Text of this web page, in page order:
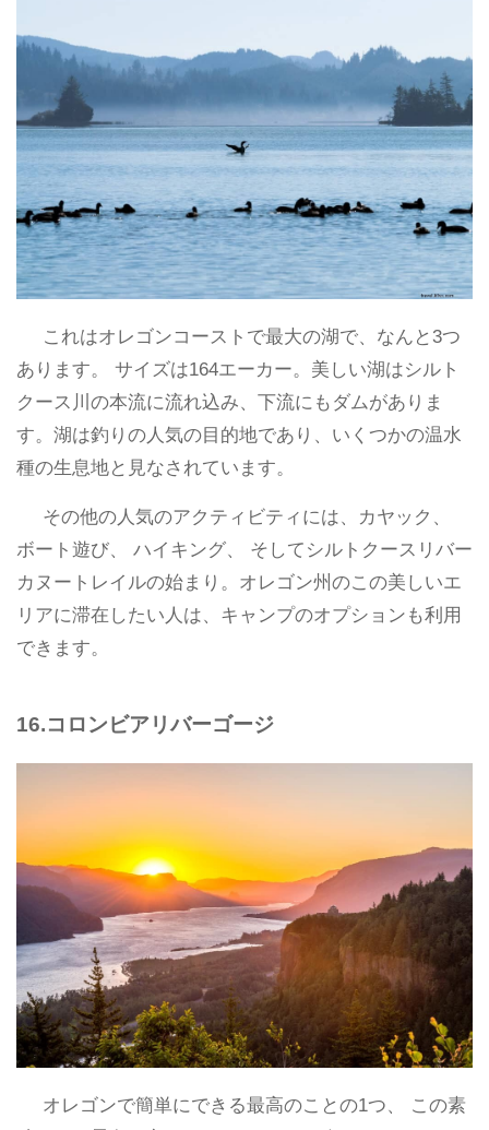
これはオレゴンコーストで最大の湖で、なんと3つ
あります。 サイズは164エーカー。美しい湖はシルト
クース川の本流に流れ込み、下流にもダムがありま
す。湖は釣りの人気の目的地であり、いくつかの温水
種の生息地と見なされています。
その他の人気のアクティビティには、カヤック、
ボート遊び、 ハイキング、 そしてシルトクースリバー
カヌートレイルの始まり。オレゴン州のこの美しいエ
リアに滞在したい人は、キャンプのオプションも利用
できます。
16.コロンビアリバーゴージ
オレゴンで簡単にできる最高のことの1つ、 この素